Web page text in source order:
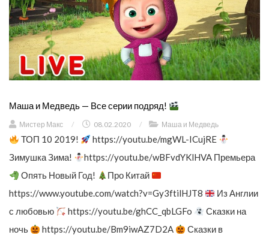
Маша и Медведь — Все серии подряд!
Мистер Макс / 08.02.2020 / Маша и Медведь
ТОП 10 2019!
https://youtu.be/mgWL-ICujRE
Зимушка Зима!
https://youtu.be/wBFvdYKlHVA Премьера
Опять Новый Год!
Про Китай
https://www.youtube.com/watch?v=Gy3ftilHJT8
Из Англии
с любовью
https://youtu.be/ghCC_qbLGFo
Сказки на
ночь
https://youtu.be/Bm9iwAZ7D2A
Сказки в